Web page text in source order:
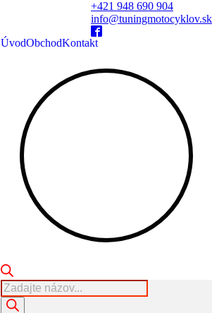
+421 948 690 904
info@tuningmotocyklov.sk
ÚvodObchodKontakt
Products
search